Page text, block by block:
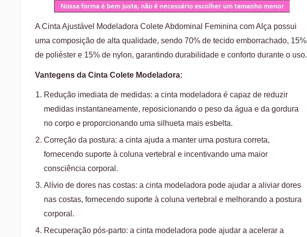
A Cinta Ajustável Modeladora Colete Abdominal Feminina com Alça possui
uma composição de alta qualidade, sendo 70% de tecido emborrachado, 15%
de poliéster e 15% de nylon, garantindo durabilidade e conforto durante o uso.
Vantegens da Cinta Colete Modeladora:
Redução imediata de medidas: a cinta modeladora é capaz de reduzir
medidas instantaneamente, reposicionando o peso da água e da gordura
no corpo e proporcionando uma silhueta mais esbelta.
Correção da postura: a cinta ajuda a manter uma postura correta,
fornecendo suporte à coluna vertebral e incentivando uma maior
consciência corporal.
Alívio de dores nas costas: a cinta modeladora pode ajudar a aliviar dores
nas costas, fornecendo suporte à coluna vertebral e melhorando a postura
corporal.
Recuperação pós-parto: a cinta modeladora pode ajudar a acelerar a